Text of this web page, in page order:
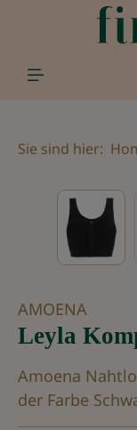
springen
Sie sind hier:
Bildergalerie
AMOENA
Leyla
Amoena
der Farbe